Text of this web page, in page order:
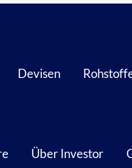
Devisen
Über Investor